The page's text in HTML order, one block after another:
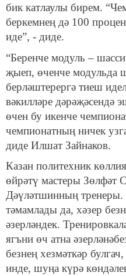
бик катлаулы бирем.
беркемнең дә 100
иде”, - диде.
“Беренче модуль –
җыеп, өченче модульда
берләштерергә тиеш
вәкилләре дәрәҗәсендә
өчен бу икенче
чемпионатның ничек
диде Илшат Зайнаков.
Казан политехник
өйрәтү мастеры Зөлфәт
Дәүләтшинның тренеры.
тәмамлады да, хәзер
әзерләндек.
ягъни өч атна
безнең хезмәткәр
инде, шуңа күрә